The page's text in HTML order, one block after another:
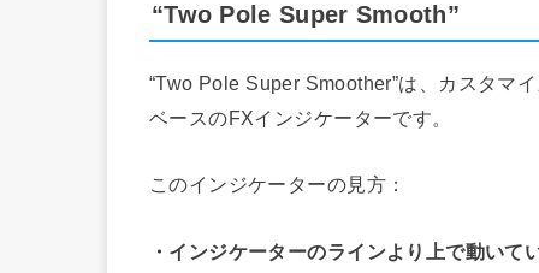
“Two Pole Super Smooth”
“Two Pole Super Smoother”は、カスタマ
ベースのFXインジケーターです。
このインジケーターの見方：
・インジケーターのラインより上で動いて